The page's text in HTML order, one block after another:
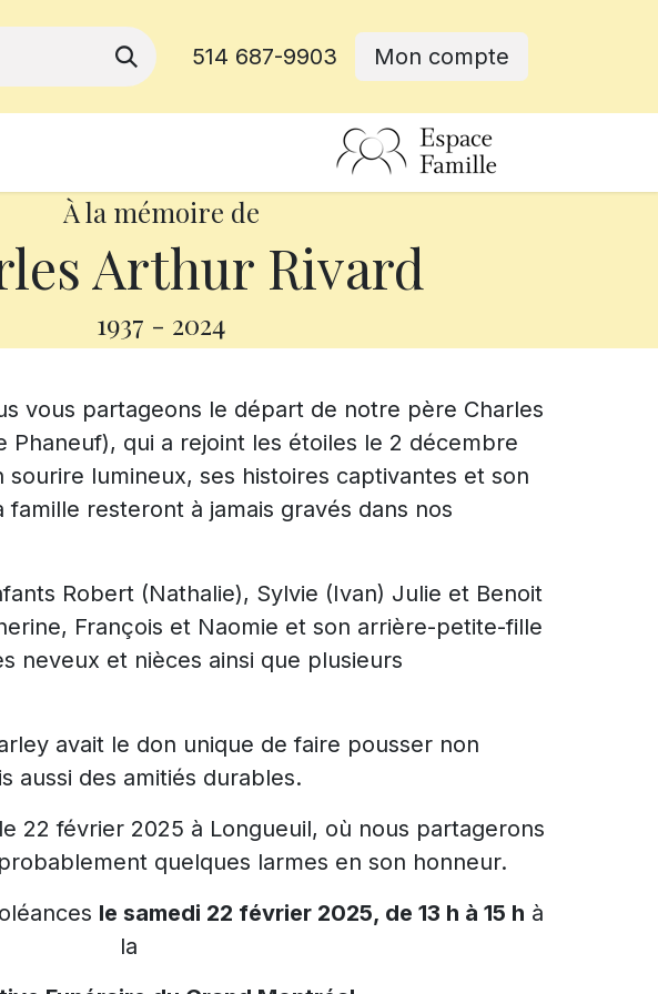
514 687-9903 Mon compte
À la mémoire de
Arthur Rivard
1937 - 2024
vous partageons le départ de notre père Charles
Phaneuf), qui a rejoint les étoiles le 2 décembre
sourire lumineux, ses histoires captivantes et son
resteront à jamais gravés dans nos
Robert (Nathalie), Sylvie (Ivan) Julie et Benoit
François et Naomie et son arrière-petite-fille
neveux et nièces ainsi que plusieurs
avait le don unique de faire pousser non
aussi des amitiés durables.
22 février 2025 à Longueuil, où nous partagerons
quelques larmes en son honneur.
le samedi 22 février 2025, de 13 h à 15 h à
la